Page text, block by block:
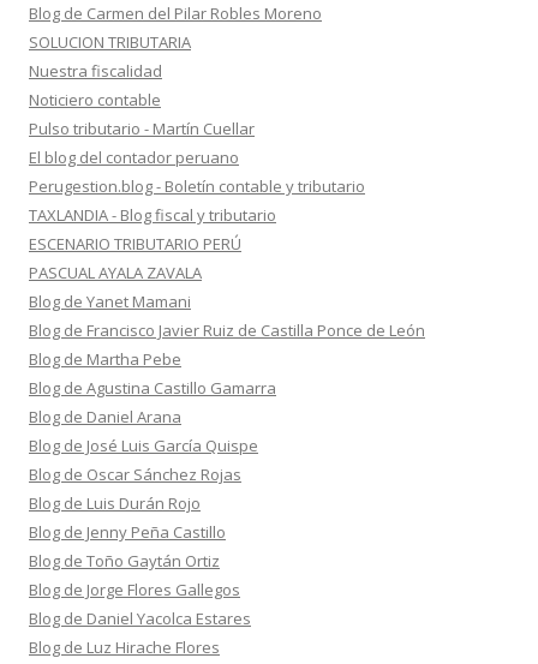
Blog de Carmen del Pilar Robles Moreno
SOLUCION TRIBUTARIA
Nuestra fiscalidad
Noticiero contable
Pulso tributario - Martín Cuellar
El blog del contador peruano
Perugestion.blog - Boletín contable y tributario
TAXLANDIA - Blog fiscal y tributario
ESCENARIO TRIBUTARIO PERÚ
PASCUAL AYALA ZAVALA
Blog de Yanet Mamani
Blog de Francisco Javier Ruiz de Castilla Ponce de León
Blog de Martha Pebe
Blog de Agustina Castillo Gamarra
Blog de Daniel Arana
Blog de José Luis García Quispe
Blog de Oscar Sánchez Rojas
Blog de Luis Durán Rojo
Blog de Jenny Peña Castillo
Blog de Toño Gaytán Ortiz
Blog de Jorge Flores Gallegos
Blog de Daniel Yacolca Estares
Blog de Luz Hirache Flores